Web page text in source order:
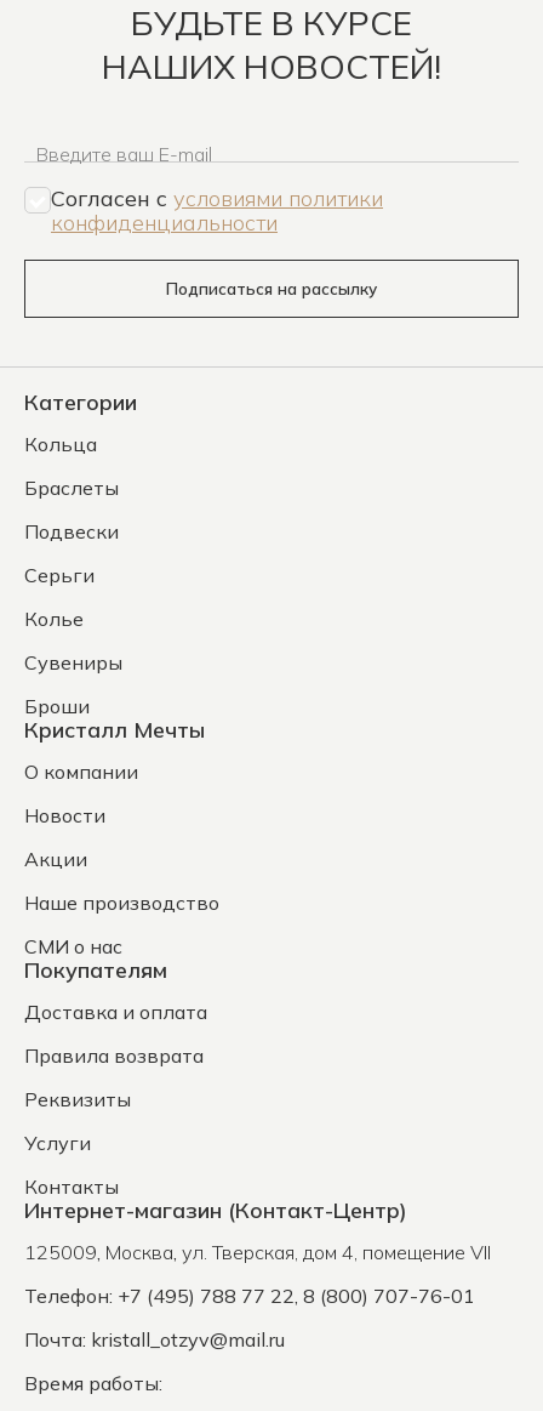
БУДЬТЕ В КУРСЕ
НАШИХ НОВОСТЕЙ!
Введите ваш E-mail
Согласен c условиями политики
конфиденциальности
Подписаться на рассылку
Категории
Кольца
Браслеты
Подвески
Серьги
Колье
Сувениры
Броши
Кристалл Мечты
О компании
Новости
Акции
Наше производство
СМИ о нас
Покупателям
Доставка и оплата
Правила возврата
Реквизиты
Услуги
Контакты
Интернет-магазин (Контакт-Центр)
125009, Москва, ул. Тверская, дом 4, помещение VII
Телефон: +7 (495) 788 77 22, 8 (800) 707-76-01
Почта: kristall_otzyv@mail.ru
Время работы: